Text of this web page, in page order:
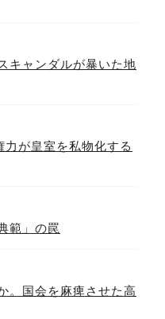
キャンダルが暴いた地
が皇室を私物化する
範」の罠
。国会を麻痺させた高